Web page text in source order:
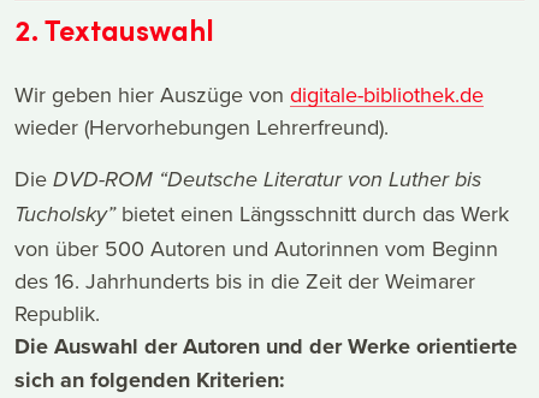
2. Textauswahl
Wir geben hier Auszüge von digitale-bibliothek.de
wieder (Hervorhebungen Lehrerfreund).
Die DVD-ROM “Deutsche Literatur von Luther bis
Tucholsky”bietet einen Längsschnitt durch das Werk
von über 500 Autoren und Autorinnen vom Beginn
des 16. Jahrhunderts bis in die Zeit der Weimarer
Republik.
Die Auswahl der Autoren und der Werke orientierte
sich an folgenden Kriterien: